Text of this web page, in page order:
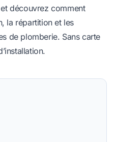
découvrez comment
la répartition et les
de plomberie. Sans carte